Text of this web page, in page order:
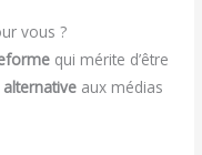
vous ?
qui mérite d’être
alternative aux médias